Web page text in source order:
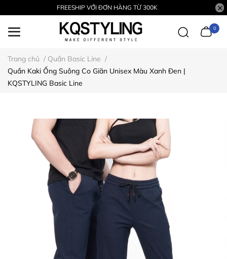
FREESHIP VỚI ĐƠN HÀNG TỪ 300K
0
Trang chủ / Quần Basic Line /
Quần Kaki Ống Suông Co Giãn Unisex Màu Xanh Đen |
KQSTYLING Basic Line